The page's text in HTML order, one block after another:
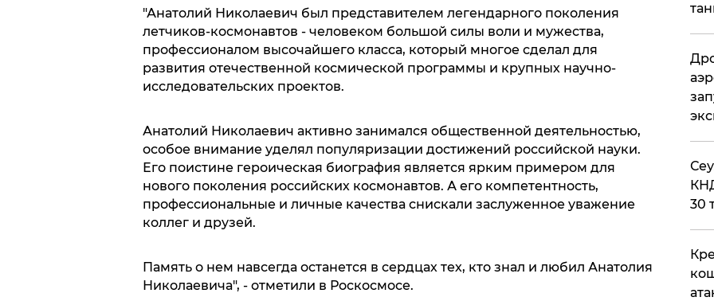
"Анатолий Николаевич был представителем легендарного поколения
летчиков-космонавтов - человеком большой силы воли и мужества,
профессионалом высочайшего класса, который многое сделал для
развития отечественной космической программы и крупных научно-
исследовательских проектов.
Анатолий Николаевич активно занимался общественной деятельностью,
особое внимание уделял популяризации достижений российской науки.
Его поистине героическая биография является ярким примером для
нового поколения российских космонавтов. А его компетентность,
профессиональные и личные качества снискали заслуженное уважение
коллег и друзей.
Память о нем навсегда останется в сердцах тех, кто знал и любил Анатолия
Николаевича", - отметили в Роскосмосе.
30